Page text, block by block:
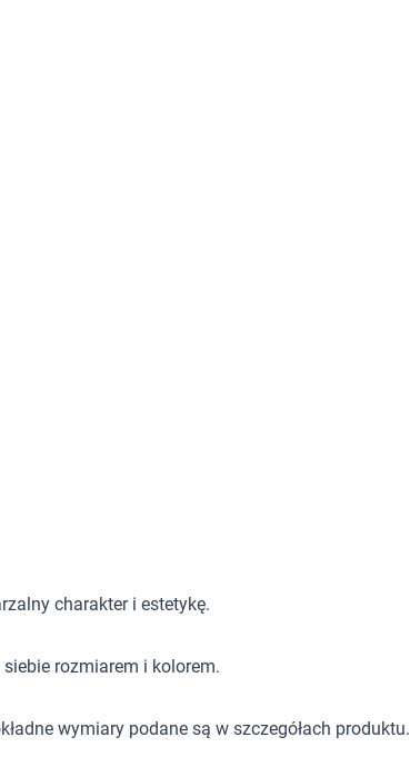
charakter i estetykę.
rozmiarem i kolorem.
wymiary podane są w szczegółach produktu.